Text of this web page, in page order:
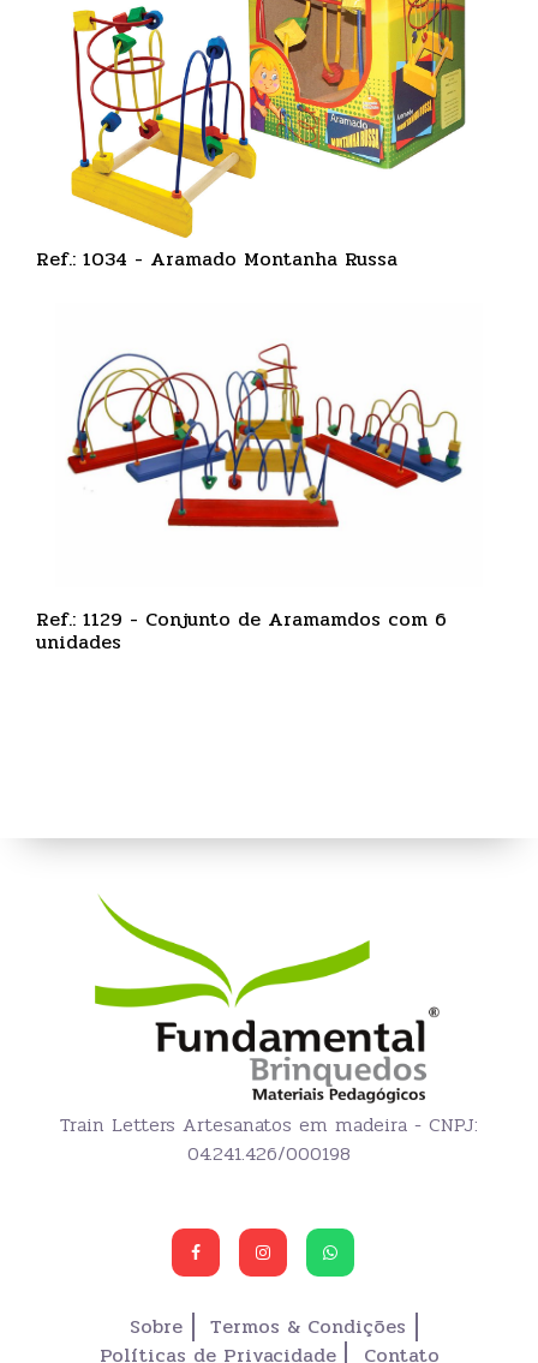
Ref.: 1034 - Aramado Montanha Russa
Ref.: 1129 - Conjunto de Aramamdos com 6
unidades
Train Letters Artesanatos em madeira - CNPJ:
04.241.426/000198
Sobre
Termos & Condições
Políticas de Privacidade
Contato